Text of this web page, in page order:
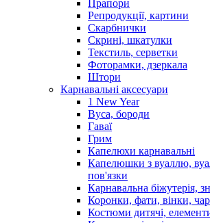
Прапори
Репродукції, картини
Скарбнички
Скрині, шкатулки
Текстиль, серветки
Фоторамки, дзеркала
Штори
Карнавальні аксесуари
1 New Year
Вуса, бороди
Гаваї
Грим
Капелюхи карнавальні
Капелюшки з вуаллю,
пов'язки
Карнавальна біжутерія,
Коронки, фати, вінки,
Костюми дитячі,